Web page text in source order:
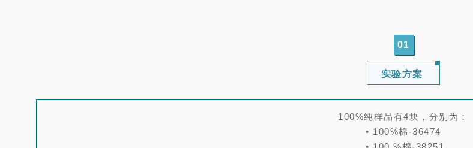
01
实验方案
100%纯样品有4块，分别为：
• 100%棉-36474